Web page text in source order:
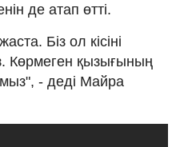
де атап өтті.
Біз ол кісіні
Көрмеген қызығының
- деді Майра